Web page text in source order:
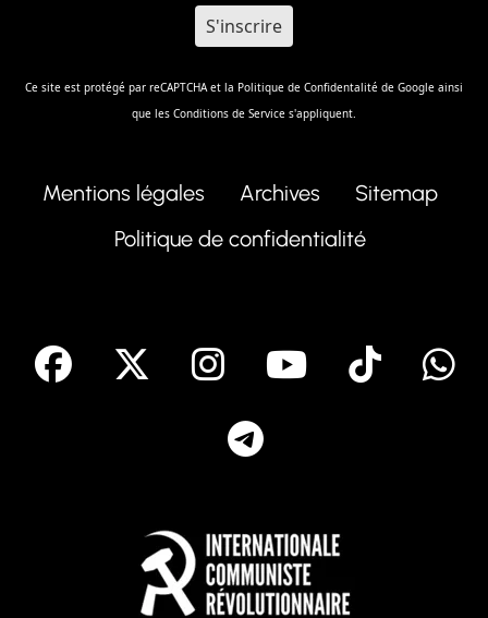
Ce site est protégé par reCAPTCHA et la Politique de Confidentalité de Google ainsi
que les Conditions de Service s'appliquent.
Mentions légales Archives
Sitemap
Politique de confidentialité
facebook Instagram
Youtube
Tik